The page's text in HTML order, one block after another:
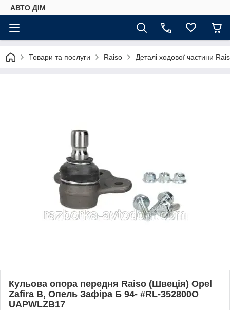
АВТО ДIМ
Товари та послуги Raiso Деталі ходової частини
Кульова опора передня Raiso (Швеція) Opel
Zafira B, Опель Зафіра Б 94- #RL-352800O
UAPWLZB17